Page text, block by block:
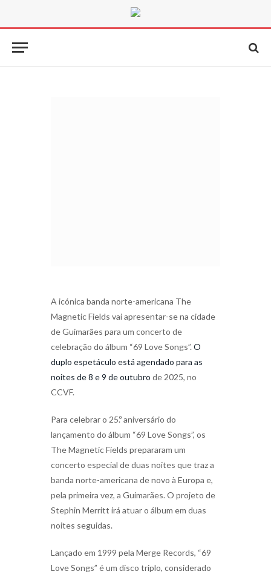
A icónica banda norte-americana The
Magnetic Fields vai apresentar-se na cidade
de Guimarães para um concerto de
celebração do álbum “69 Love Songs”. O
duplo espetáculo está agendado para as
noites de 8 e 9 de outubro de 2025, no
CCVF.
Para celebrar o 25.º aniversário do
lançamento do álbum “69 Love Songs”, os
The Magnetic Fields prepararam um
concerto especial de duas noites que traz a
banda norte-americana de novo à Europa e,
pela primeira vez, a Guimarães. O projeto de
Stephin Merritt irá atuar o álbum em duas
noites seguidas.
Lançado em 1999 pela Merge Records, “69
Love Songs” é um disco triplo, considerado